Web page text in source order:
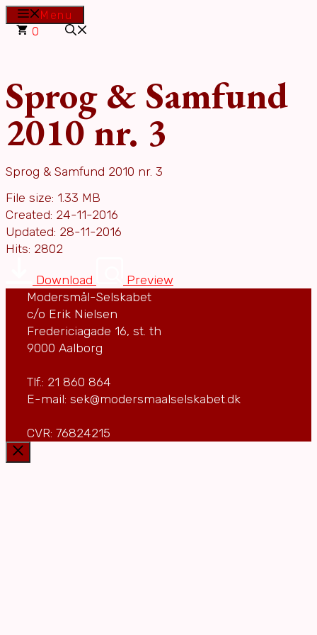
Hop
Menu
0
Sprog & Samfund
2010 nr. 3
Sprog & Samfund 2010 nr. 3
File size: 1.33 MB
Created: 24-11-2016
Updated: 28-11-2016
Hits: 2802
Download
Preview
Modersmål-Selskabet
c/o Erik Nielsen
Fredericiagade 16, st. th
9000 Aalborg
Tlf.: 21 860 864
E-mail: sek@modersmaalselskabet.dk
CVR: 76824215
Luk